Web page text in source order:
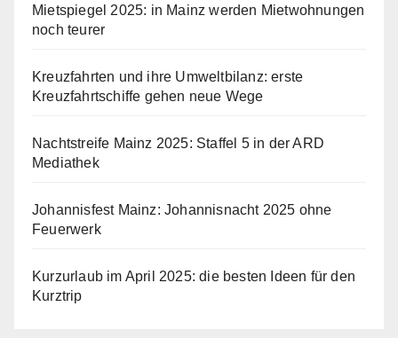
Mietspiegel 2025: in Mainz werden Mietwohnungen
noch teurer
Kreuzfahrten und ihre Umweltbilanz: erste
Kreuzfahrtschiffe gehen neue Wege
Nachtstreife Mainz 2025: Staffel 5 in der ARD
Mediathek
Johannisfest Mainz: Johannisnacht 2025 ohne
Feuerwerk
Kurzurlaub im April 2025: die besten Ideen für den
Kurztrip